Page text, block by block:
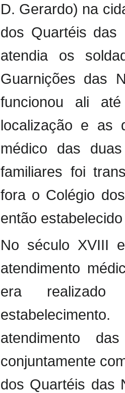
D. Gerardo) na
dos Quartéis das
atendia os
Guarnições das
funcionou ali
localização e as
médico das
familiares foi
fora o Colégio
então
No século XVIII
atendimento
era realizado
atendimento
conjuntamente
dos Quartéis das